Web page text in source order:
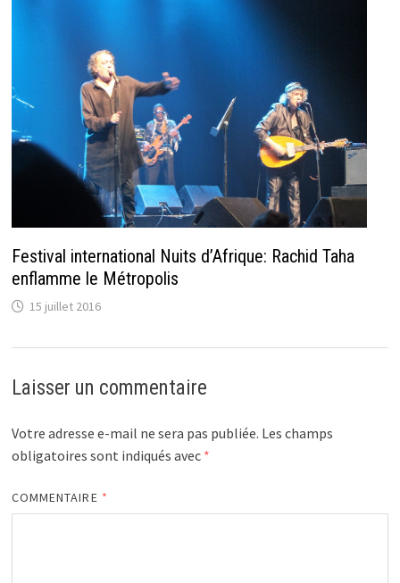
Festival international Nuits d’Afrique: Rachid Taha
enflamme le Métropolis
15 juillet 2016
Laisser un commentaire
Votre adresse e-mail ne sera pas publiée. Les champs
obligatoires sont indiqués avec *
COMMENTAIRE *